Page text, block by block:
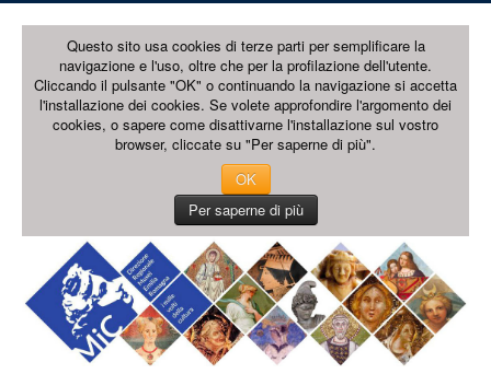
Questo sito usa cookies di terze parti per semplificare la
navigazione e l'uso, oltre che per la profilazione dell'utente.
Cliccando il pulsante "OK" o continuando la navigazione si accetta
l'installazione dei cookies. Se volete approfondire l'argomento dei
cookies, o sapere come disattivarne l'installazione sul vostro
browser, cliccate su "Per saperne di più".
OK
Per saperne di più